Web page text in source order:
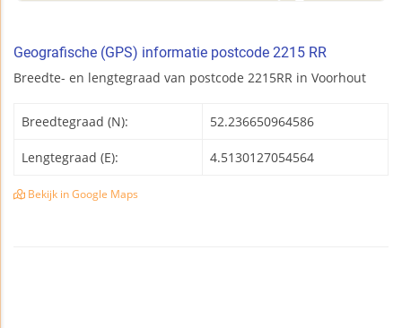
Geografische (GPS) informatie postcode 2215 RR
Breedte- en lengtegraad van postcode 2215RR in Voorhout
Breedtegraad (N): 52.236650964586
Lengtegraad (E): 4.5130127054564
Bekijk in Google Maps